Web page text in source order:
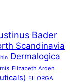
Bader
Scandinavia
Dermalogica
Elizabeth Arden
FILORGA